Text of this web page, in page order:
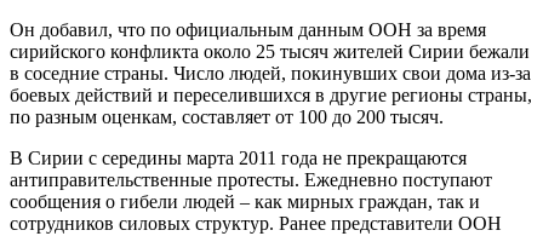
Он добавил, что по официальным данным ООН за время
сирийского конфликта около 25 тысяч жителей Сирии бежали
в соседние страны. Число людей, покинувших свои дома из-за
боевых действий и переселившихся в другие регионы страны,
по разным оценкам, составляет от 100 до 200 тысяч.
В Сирии с середины марта 2011 года не прекращаются
антиправительственные протесты. Ежедневно поступают
сообщения о гибели людей – как мирных граждан, так и
сотрудников силовых структур. Ранее представители ООН